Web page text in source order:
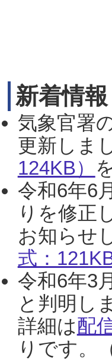
新着情報
気象官署
更新しま
124KB）
令和6年6
りを修正
お知らせ
式：121KB
令和6年3
と判明し
詳細は配
りです。